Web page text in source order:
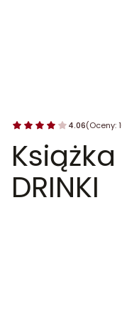
4.06(Oceny:
Książka
DRINKI